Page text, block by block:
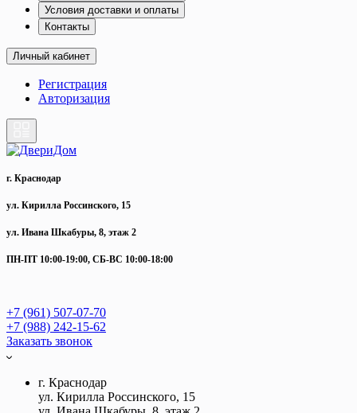
Условия доставки и оплаты
Контакты
Личный кабинет
Регистрация
Авторизация
г. Краснодар
ул. Кирилла Россинского, 15
ул. Ивана Шкабуры, 8, этаж 2
ПН-ПТ 10:00-19:00, СБ-ВС 10:00-18:00
+7 (961) 507-07-70
+7 (988) 242-15-62
Заказать звонок
г. Краснодар
ул. Кирилла Россинского, 15